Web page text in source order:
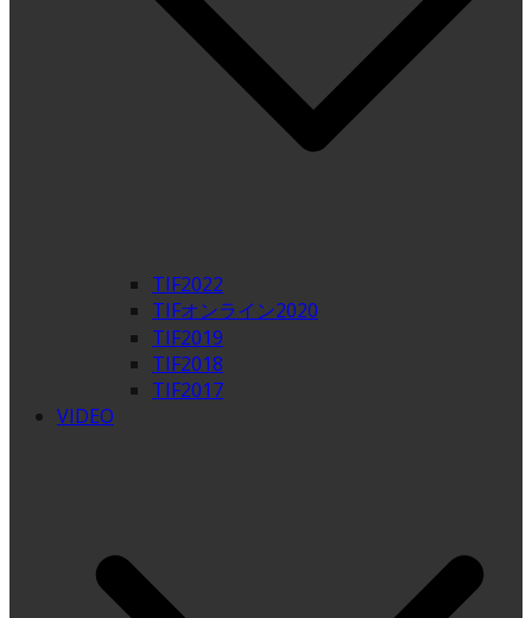
TIF2022
TIFオンライン2020
TIF2019
TIF2018
TIF2017
VIDEO